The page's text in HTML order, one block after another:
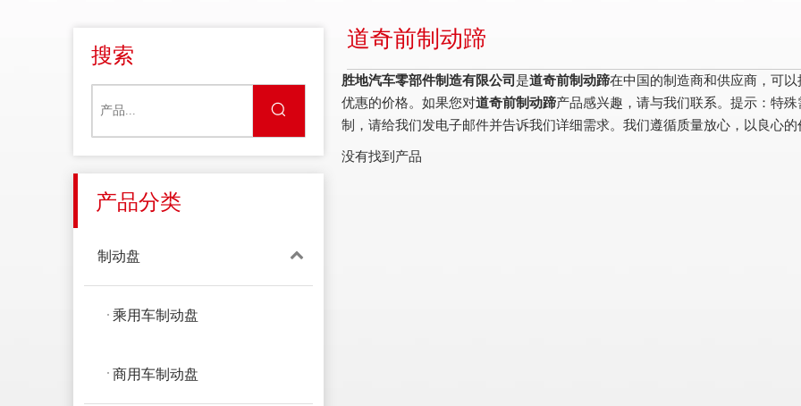
搜索
产品分类
制动盘
乘用车制动盘
商用车制动盘
道奇前制动蹄
胜地汽车零部件制造有限公司 是道奇前制动蹄在中国的制造商和供应商，可以
优惠的价格。如果您对道奇前制动蹄产品感兴趣，请与我们联系。提示：特
制，请给我们发电子邮件并告诉我们详细需求。我们遵循质量放心，以良心的
没有找到产品